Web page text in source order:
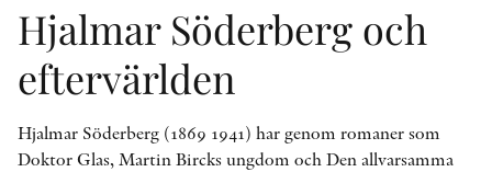
Hjalmar Söderberg och
eftervärlden
Hjalmar Söderberg (1869 1941) har genom romaner som
Doktor Glas, Martin Bircks ungdom och Den allvarsamma